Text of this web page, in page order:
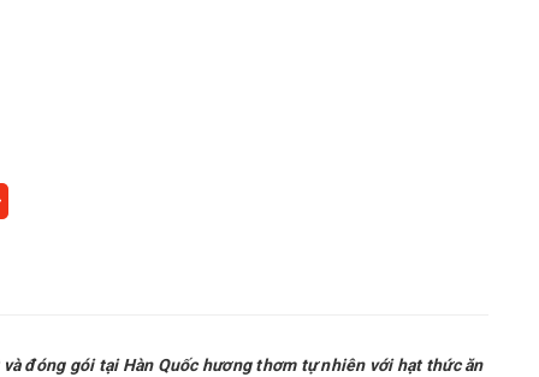
đóng gói tại Hàn Quốc hương thơm tự nhiên với hạt thức ăn